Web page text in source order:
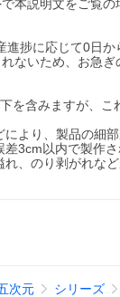
本説明文をご覧
捗に応じて0日
ないため、お急
を含みますが、こ
より、製品の細
3cm以内で製作
、のり剥がれな
次元 シリーズ